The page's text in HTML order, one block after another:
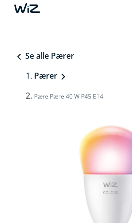
Se alle Pærer
Pærer
Pære Pære 40 W P45 E14